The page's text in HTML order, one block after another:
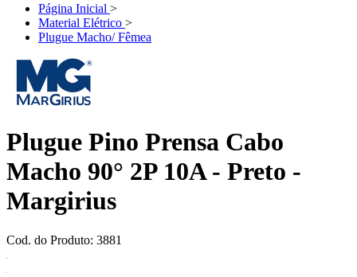
Página Inicial >
Material Elétrico >
Plugue Macho/ Fêmea
Plugue Pino Prensa Cabo
Macho 90° 2P 10A - Preto -
Margirius
Cod. do Produto: 3881